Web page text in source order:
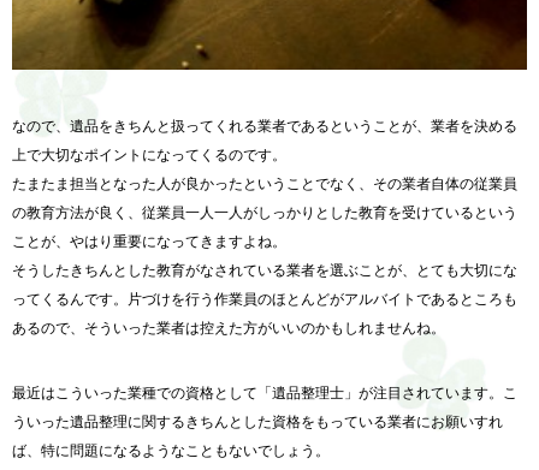
なので、遺品をきちんと扱ってくれる業者であるということが、業者を決める
上で大切なポイントになってくるのです。
たまたま担当となった人が良かったということでなく、その業者自体の従業員
の教育方法が良く、従業員一人一人がしっかりとした教育を受けているという
ことが、やはり重要になってきますよね。
そうしたきちんとした教育がなされている業者を選ぶことが、とても大切にな
ってくるんです。片づけを行う作業員のほとんどがアルバイトであるところも
あるので、そういった業者は控えた方がいいのかもしれませんね。
最近はこういった業種での資格として「遺品整理士」が注目されています。こ
ういった遺品整理に関するきちんとした資格をもっている業者にお願いすれ
ば、特に問題になるようなこともないでしょう。